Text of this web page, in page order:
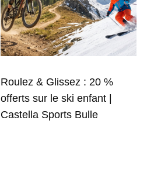
Roulez & Glissez : 20 %
offerts sur le ski enfant |
Castella Sports Bulle